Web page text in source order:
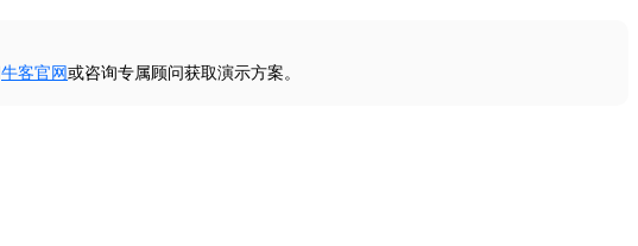
牛客官网 或咨询专属顾问获取演示方案。